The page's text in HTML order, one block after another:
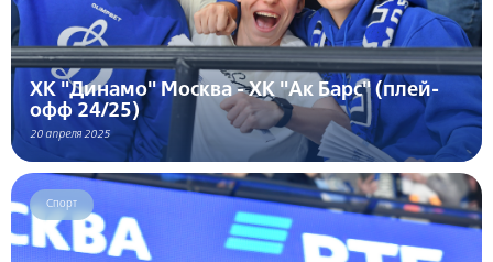
ХК "Динамо" Москва - ХК "Ак Барс" (плей-
офф 24/25)
20 апреля 2025
Спорт